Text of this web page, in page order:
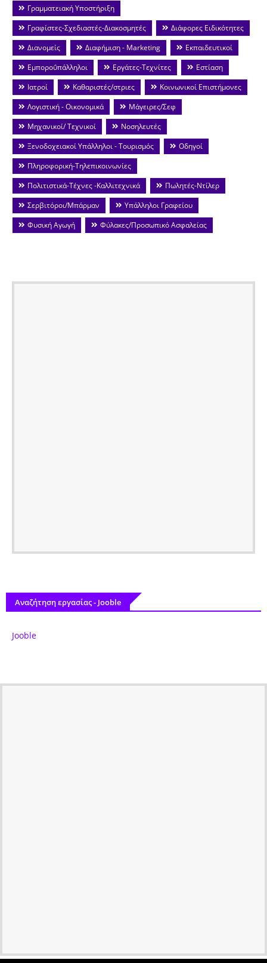
Γραμματειακή Υποστήριξη
Γραφίστες-Σχεδιαστές-Διακοσμητές
Διάφορες Ειδικότητες
Διανομείς
Διαφήμιση - Marketing
Εκπαιδευτικοί
Εμποροΰπάλληλοι
Εργάτες-Τεχνίτες
Εστίαση
Ιατροί
Καθαριστές/στριες
Κοινωνικοί Επιστήμονες
Λογιστική - Οικονομικά
Μάγειρες/Σεφ
Μηχανικοί/ Τεχνικοί
Νοσηλευτές
Ξενοδοχειακοί Υπάλληλοι - Τουρισμός
Οδηγοί
Πληροφορική-Τηλεπικοινωνίες
Πολιτιστικά-Τέχνες -Καλλιτεχνικά
Πωλητές-Ντίλερ
Σερβιτόροι/Μπάρμαν
Υπάλληλοι Γραφείου
Φυσική Αγωγή
Φύλακες/Προσωπικό Ασφαλείας
Αναζήτηση εργασίας - Jooble
Jooble